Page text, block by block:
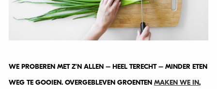
WE PROBEREN MET Z’N ALLEN – HEEL TERECHT – MINDER ETEN
WEG TE GOOIEN. OVERGEBLEVEN GROENTEN MAKEN WE IN,